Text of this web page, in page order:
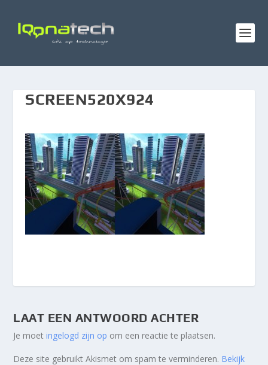
SCREEN520X924
LAAT EEN ANTWOORD ACHTER
Je moetingelogd zijn op om een reactie te plaatsen.
Deze site gebruikt Akismet om spam te verminderen. Bekijk